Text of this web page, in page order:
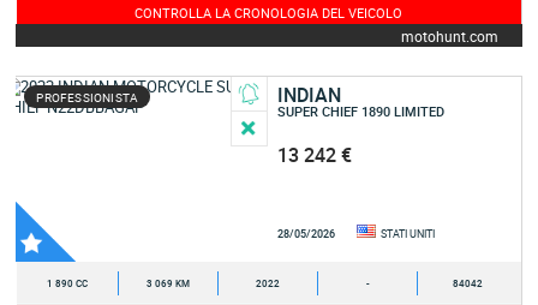
CONTROLLA LA CRONOLOGIA DEL VEICOLO
motohunt.com
PROFESSIONISTA INDIAN
SUPER CHIEF 1890 LIMITED
13 242 €
28/05/2026 STATI UNITI
1 890 CC 3 069 KM 2022 - 84042